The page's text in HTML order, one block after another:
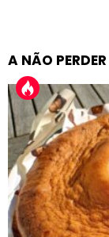
A NÃO PERDER